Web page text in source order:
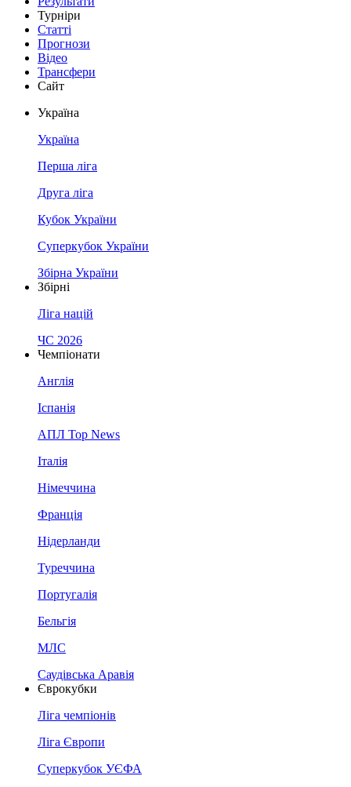
Турніри
Статті
Прогнози
Відео
Трансфери
Сайт
Україна
Україна
Перша ліга
Друга ліга
Кубок України
Суперкубок України
Збірна України
Збірні
Ліга націй
ЧС 2026
Чемпіонати
Англія
Іспанія
АПЛ Top News
Італія
Німеччина
Франція
Нідерланди
Туреччина
Португалія
Бельгія
МЛС
Саудівська Аравія
Єврокубки
Ліга чемпіонів
Ліга Європи
Суперкубок УЄФА